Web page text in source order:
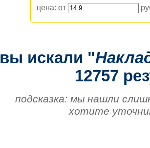
цена: от
вы искали "
12757
подсказка: мы нашли
хотите